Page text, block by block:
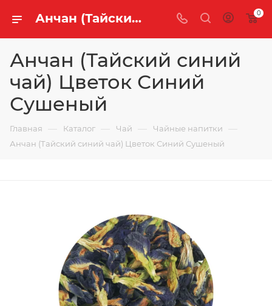
Анчан (Тайский синий чай) Цветок Синий Сушеный купить оптом и в розницу | «Легенда Чая» 0
Анчан (Тайский синий
чай) Цветок Синий
Сушеный
Главная — Каталог — Чай — Чайные напитки —
Анчан (Тайский синий чай) Цветок Синий Сушеный